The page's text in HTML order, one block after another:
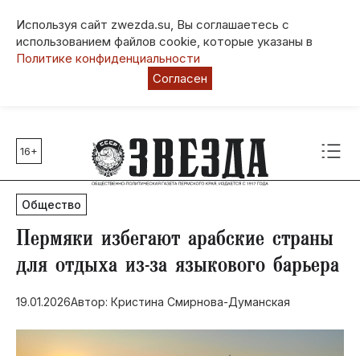
Используя сайт zwezda.su, Вы соглашаетесь с
использованием файлов cookie, которые указаны в
Политике конфиденциальности
Согласен
Главные темы
80 лет Победы
Молодежная столица РФ
СВО
Социальная поддержка
Инфраструктура
Благоустройство
16+
Общество
Пермяки избегают арабские страны
для отдыха из-за языкового барьера
19.01.2026Автор: Кристина Смирнова-Думанская